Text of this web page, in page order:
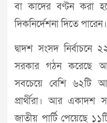
বা কাদের বণ্টন করা
দিকনির্দেশনা দিতে পারেন।
দ্বাদশ সংসদ
সরকার গঠন করেছে
সবচেয়ে বেশি ৬২টি
প্রার্থীরা। আর একাদশ
জাতীয় পার্টি পেয়েছে